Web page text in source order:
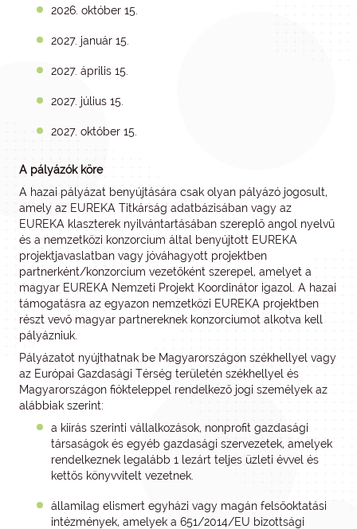
2026. október 15.
2027. január 15.
2027. április 15.
2027. július 15.
2027. október 15.
A pályázók köre
A hazai pályázat benyújtására csak olyan pályázó jogosult,
amely az EUREKA Titkárság adatbázisában vagy az
EUREKA klaszterek nyilvántartásában szereplő angol nyelvű
és a nemzetközi konzorcium által benyújtott EUREKA
projektjavaslatban vagy jóváhagyott projektben
partnerként/konzorcium vezetőként szerepel, amelyet a
magyar EUREKA Nemzeti Projekt Koordinátor igazol. A hazai
támogatásra az egyazon nemzetközi EUREKA projektben
részt vevő magyar partnereknek konzorciumot alkotva kell
pályázniuk.
Pályázatot nyújthatnak be Magyarországon székhellyel vagy
az Európai Gazdasági Térség területén székhellyel és
Magyarországon fiókteleppel rendelkező jogi személyek az
alábbiak szerint:
a kiírás szerinti vállalkozások, nonprofit gazdasági
társaságok és egyéb gazdasági szervezetek, amelyek
rendelkeznek legalább 1 lezárt teljes üzleti évvel és
kettős könyvvitelt vezetnek.
államilag elismert egyházi vagy magán felsőoktatási
intézmények, amelyek a 651/2014/EU bizottsági